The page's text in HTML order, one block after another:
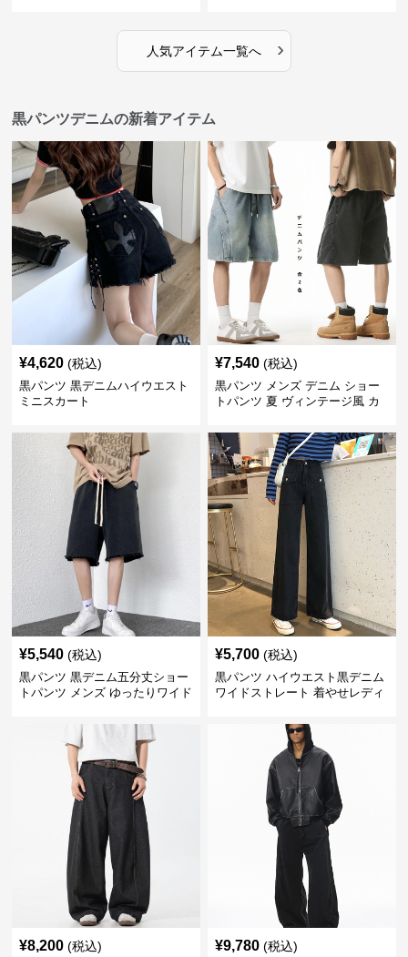
人気アイテム一覧へ ›
黒パンツデニムの新着アイテム
¥4,620 (税込)
黒パンツ 黒デニムハイウエスト
ミニスカート
¥7,540 (税込)
黒パンツ メンズ デニム ショー
トパンツ 夏 ヴィンテージ風 カ
¥5,540 (税込)
黒パンツ 黒デニム五分丈ショー
トパンツ メンズ ゆったりワイド
¥5,700 (税込)
黒パンツ ハイウエスト黒デニム
ワイドストレート 着やせレディ
¥8,200 (税込) ¥9,780 (税込)